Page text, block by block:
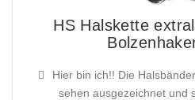
HS Halskette
Hier bin ich!! Die
sehen ausgezeichnet und